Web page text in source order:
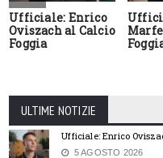
Ufficiale: Enrico
Oviszach al Calcio
Foggia
ULTIME NOTIZIE
Ufficiale: Enrico
5 AGOSTO 2026